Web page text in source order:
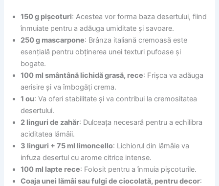
150 g pișcoturi: Acestea vor forma baza desertului, fiind
înmuiate pentru a adăuga umiditate și savoare.
250 g mascarpone: Brânza italiană cremoasă este
esențială pentru obținerea unei texturi pufoase și
bogate.
100 ml smântână lichidă grasă, rece: Frișca va adăuga
aerisire și va îmbogăți crema.
1 ou: Va oferi stabilitate și va contribui la cremositatea
desertului.
2 linguri de zahăr: Dulceața necesară pentru a echilibra
aciditatea lămâii.
3 linguri + 75 ml limoncello: Lichiorul din lămâie va
infuza desertul cu arome citrice intense.
100 ml lapte rece: Folosit pentru a înmuia pișcoturile.
Coaja unei lămâi sau fulgi de ciocolată, pentru decor: